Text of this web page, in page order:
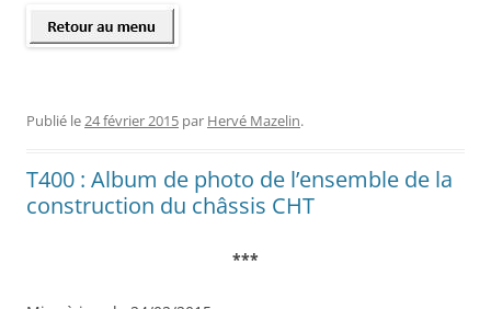
Publié le 24 février 2015 par Hervé Mazelin.
T400 : Album de photo de l’ensemble de la
construction du châssis CHT
***